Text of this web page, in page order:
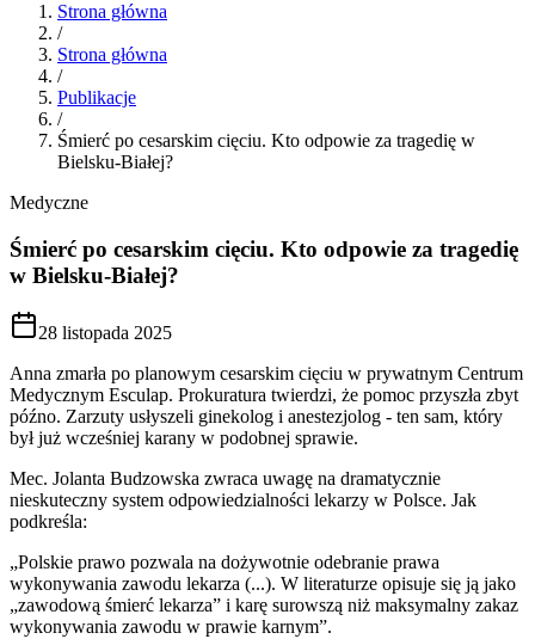
Strona główna
/
Strona główna
/
Publikacje
/
Śmierć po cesarskim cięciu. Kto odpowie za tragedię w
Bielsku-Białej?
Medyczne
Śmierć po cesarskim cięciu. Kto odpowie za tragedię
w Bielsku-Białej?
28 listopada 2025
Anna zmarła po planowym cesarskim cięciu w prywatnym Centrum
Medycznym Esculap. Prokuratura twierdzi, że pomoc przyszła zbyt
późno. Zarzuty usłyszeli ginekolog i anestezjolog - ten sam, który
był już wcześniej karany w podobnej sprawie.
Mec. Jolanta Budzowska zwraca uwagę na dramatycznie
nieskuteczny system odpowiedzialności lekarzy w Polsce. Jak
podkreśla:
„Polskie prawo pozwala na dożywotnie odebranie prawa
wykonywania zawodu lekarza (...). W literaturze opisuje się ją jako
„zawodową śmierć lekarza” i karę surowszą niż maksymalny zakaz
wykonywania zawodu w prawie karnym”.